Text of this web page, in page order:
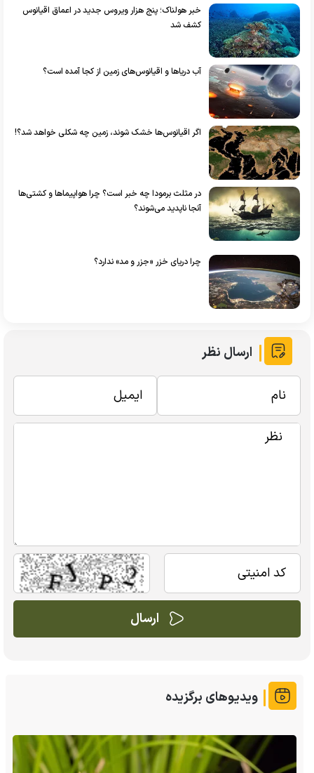
خبر هولناک؛ پنج هزار ویروس جدید در اعماق اقیانوس‌
کشف شد
آب دریا‌ها و اقیانوس‌های زمین از کجا آمده است؟
اگر اقیانوس‌ها خشک شوند، زمین چه شکلی خواهد شد؟!
در مثلث برمودا چه خبر است؟ چرا هواپیماها و کشتی‌ها
آنجا ناپدید می‌شوند؟
چرا دریای خزر «جزر و مد» ندارد؟
ارسال نظر
ویدیوهای برگزیده